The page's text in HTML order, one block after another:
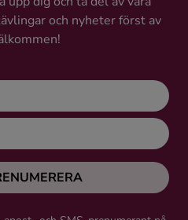
och nyheter först av